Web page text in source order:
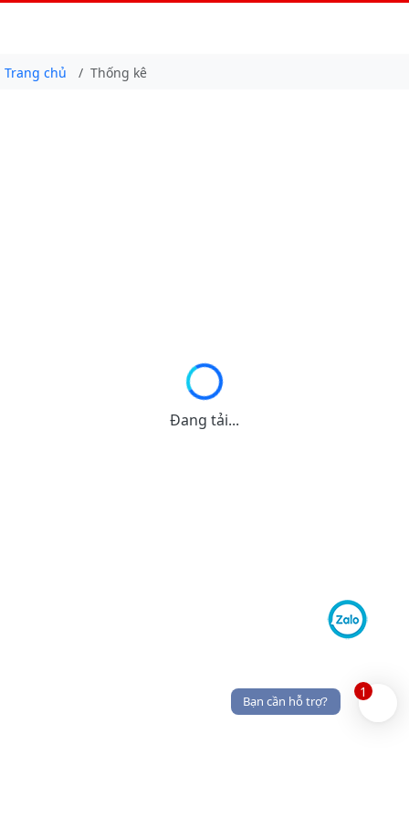
Trang chủ Thống kê
Đang tải...
1
Bạn cần hỗ trợ?